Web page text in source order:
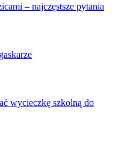
– najczęstsze pytania
wycieczkę szkolną do